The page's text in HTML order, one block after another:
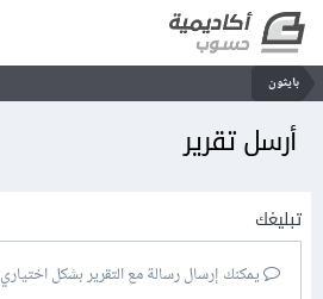
بايثون
أرسل تقرير
تبليغك
يمكنك إرسال رسالة مع التقرير بشكل اختياري